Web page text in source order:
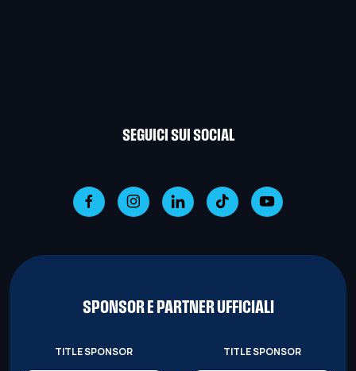
SEGUICI SUI SOCIAL
SPONSOR E PARTNER UFFICIALI
TITLE SPONSOR TITLE SPONSOR